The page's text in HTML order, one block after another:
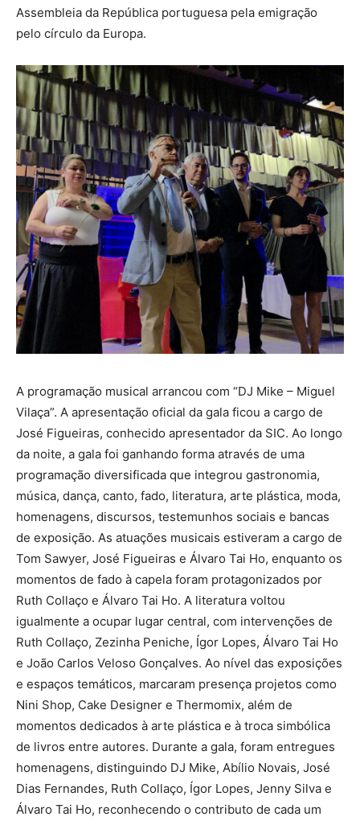
Assembleia da República portuguesa pela emigração
pelo círculo da Europa.
A programação musical arrancou com “DJ Mike – Miguel
Vilaça”. A apresentação oficial da gala ficou a cargo de
José Figueiras, conhecido apresentador da SIC. Ao longo
da noite, a gala foi ganhando forma através de uma
programação diversificada que integrou gastronomia,
música, dança, canto, fado, literatura, arte plástica, moda,
homenagens, discursos, testemunhos sociais e bancas
de exposição. As atuações musicais estiveram a cargo de
Tom Sawyer, José Figueiras e Álvaro Tai Ho, enquanto os
momentos de fado à capela foram protagonizados por
Ruth Collaço e Álvaro Tai Ho. A literatura voltou
igualmente a ocupar lugar central, com intervenções de
Ruth Collaço, Zezinha Peniche, Ígor Lopes, Álvaro Tai Ho
e João Carlos Veloso Gonçalves. Ao nível das exposições
e espaços temáticos, marcaram presença projetos como
Nini Shop, Cake Designer e Thermomix, além de
momentos dedicados à arte plástica e à troca simbólica
de livros entre autores. Durante a gala, foram entregues
homenagens, distinguindo DJ Mike, Abílio Novais, José
Dias Fernandes, Ruth Collaço, Ígor Lopes, Jenny Silva e
Álvaro Tai Ho, reconhecendo o contributo de cada um